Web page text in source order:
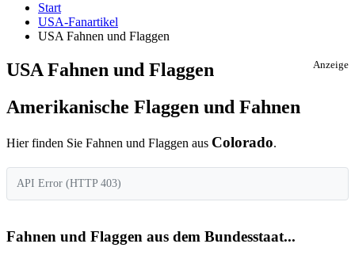
Start
USA-Fanartikel
USA Fahnen und Flaggen
Anzeige
USA Fahnen und Flaggen
Amerikanische Flaggen und Fahnen
Hier finden Sie Fahnen und Flaggen aus Colorado.
API Error (HTTP 403)
Fahnen und Flaggen aus dem Bundesstaat...